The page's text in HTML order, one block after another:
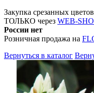
Закупка срезанных
ТОЛЬКО через WEB-
России нет
Розничная продажа на
Вернуться в каталог